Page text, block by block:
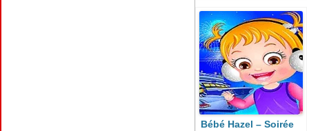
Bébé Hazel – Soirée